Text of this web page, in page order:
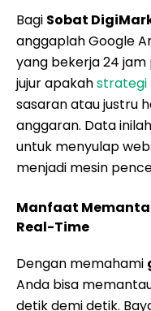
Bagi Sobat
anggaplah Google
yang bekerja 24
jujur apakahstrategi
sasaran atau justru
anggaran. Data
untuk menyulap
menjadi mesin
Manfaat
Real-Time
Dengan memahami
Anda bisa
detik demi detik.